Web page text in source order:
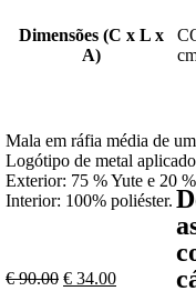
Dimensões (C x L x
A)
Mala em ráfia média de
Logótipo de metal
Exterior: 75 % Yute e 20
Interior: 100% poliéster.
€90.00 € 34.00